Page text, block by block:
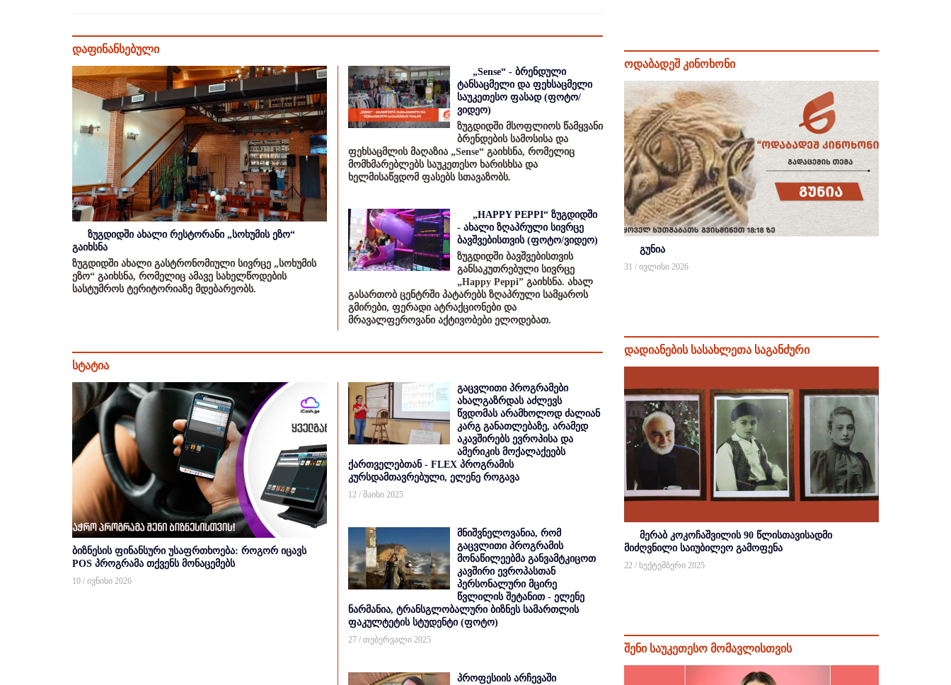
დაფინანსებული
ზუგდიდში ახალი რესტორანი „სოხუმის ეზო“
გაიხსნა
ზუგდიდში ახალი გასტრონომიული სივრცე „სოხუმის
ეზო“ გაიხსნა, რომელიც ამავე სახელწოდების
სასტუმროს ტერიტორიაზე მდებარეობს.
„Sense“ - ბრენდული
ტანსაცმელი და ფეხსაცმელი
საუკეთესო ფასად (ფოტო/
ვიდეო)
ზუგდიდში მსოფლიოს წამყვანი
ბრენდების სამოსისა და
ფეხსაცმლის მაღაზია „Sense“ გაიხსნა, რომელიც
მომხმარებლებს საუკეთესო ხარისხსა და
ხელმისაწვდომ ფასებს სთავაზობს.
„HAPPY PEPPI“ ზუგდიდში
- ახალი ზღაპრული სივრცე
ბავშვებისთვის (ფოტო/ვიდეო)
ზუგდიდში ბავშვებისთვის
განსაკუთრებული სივრცე
„Happy Peppi” გაიხსნა. ახალ
გასართობ ცენტრში პატარებს ზღაპრული სამყაროს
გმირები, ფერადი ატრაქციონები და
მრავალფეროვანი აქტივობები ელოდებათ.
სტატია
ბიზნესის ფინანსური უსაფრთხოება: როგორ იცავს
POS პროგრამა თქვენს მონაცემებს
10 / ივნისი 2026
გაცვლითი პროგრამები
ახალგაზრდას აძლევს
წვდომას არამხოლოდ ძალიან
კარგ განათლებაზე, არამედ
აკავშირებს ევროპისა და
ამერიკის მოქალაქეებს
ქართველებთან - FLEX პროგრამის
კურსდამთავრებული, ელენე როგავა
12 / მაისი 2025
მნიშვნელოვანია, რომ
გაცვლითი პროგრამის
მონაწილეებმა განვამტკიცოთ
კავშირი ევროპასთან
პერსონალური მცირე
წვლილის შეტანით - ელენე
ნარმანია, ტრანსგლობალური ბიზნეს სამართლის
ფაკულტეტის სტუდენტი (ფოტო)
27 / თებერვალი 2025
პროფესიის არჩევაში
ოდაბადეშ კინოხონი
გუნია
31 / ივლისი 2026
დადიანების სასახლეთა საგანძური
მერაბ კოკოჩაშვილის 90 წლისთავისადმი
მიძღვნილი საიუბილეო გამოფენა
22 / სექტემბერი 2025
შენი საუკეთესო მომავლისთვის